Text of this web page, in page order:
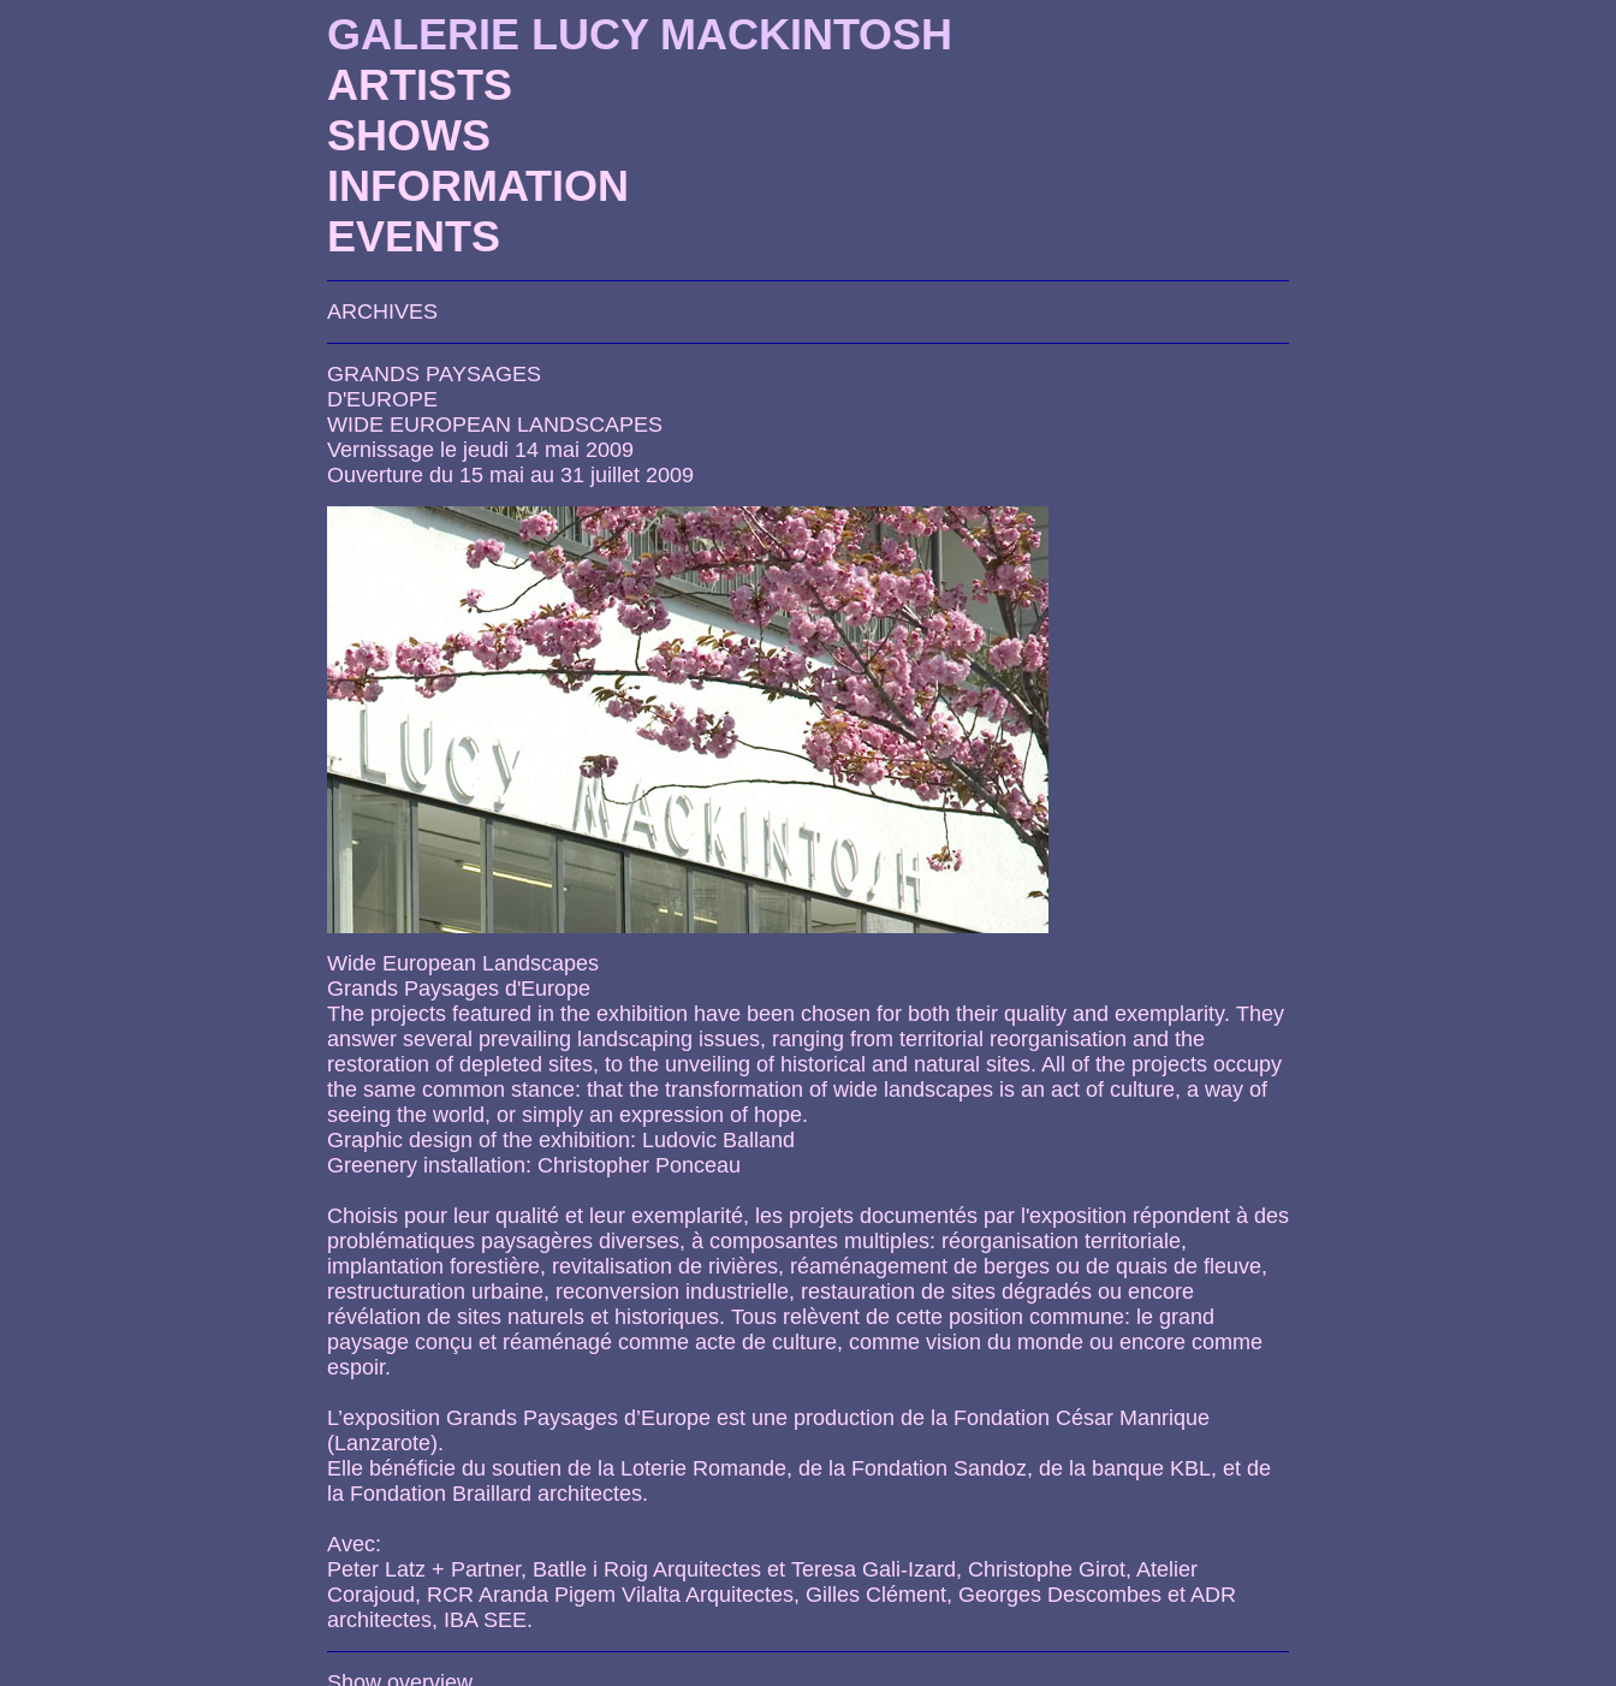
GALERIE LUCY MACKINTOSH
ARTISTS
SHOWS
INFORMATION
EVENTS
ARCHIVES
GRANDS PAYSAGES
D'EUROPE
WIDE EUROPEAN LANDSCAPES
Vernissage le jeudi 14 mai 2009
Ouverture du 15 mai au 31 juillet 2009
Wide European Landscapes
Grands Paysages d'Europe
The projects featured in the exhibition have been chosen for both their quality and exemplarity. They
answer several prevailing landscaping issues, ranging from territorial reorganisation and the
restoration of depleted sites, to the unveiling of historical and natural sites. All of the projects occupy
the same common stance: that the transformation of wide landscapes is an act of culture, a way of
seeing the world, or simply an expression of hope.
Graphic design of the exhibition: Ludovic Balland
Greenery installation: Christopher Ponceau
Choisis pour leur qualité et leur exemplarité, les projets documentés par l'exposition répondent à des
problématiques paysagères diverses, à composantes multiples: réorganisation territoriale,
implantation forestière, revitalisation de rivières, réaménagement de berges ou de quais de fleuve,
restructuration urbaine, reconversion industrielle, restauration de sites dégradés ou encore
révélation de sites naturels et historiques. Tous relèvent de cette position commune: le grand
paysage conçu et réaménagé comme acte de culture, comme vision du monde ou encore comme
espoir.
L’exposition Grands Paysages d’Europe est une production de la Fondation César Manrique
(Lanzarote).
Elle bénéficie du soutien de la Loterie Romande, de la Fondation Sandoz, de la banque KBL, et de
la Fondation Braillard architectes.
Avec:
Peter Latz + Partner, Batlle i Roig Arquitectes et Teresa Gali-Izard, Christophe Girot, Atelier
Corajoud, RCR Aranda Pigem Vilalta Arquitectes, Gilles Clément, Georges Descombes et ADR
architectes, IBA SEE.